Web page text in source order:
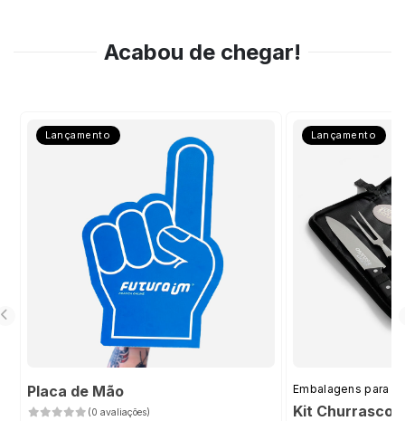
Acabou de chegar!
Lançamento
Placa de Mão
(0 avaliações)
Lançamento
Embalagens para
Kit Churrasco